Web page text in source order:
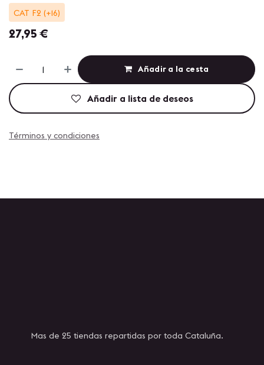
CAT F2 (+16)
27,95 €
Añadir a la cesta
Añadir a lista de deseos
Términos y condiciones
Mas de 25 tiendas repartidas por toda Cataluña.